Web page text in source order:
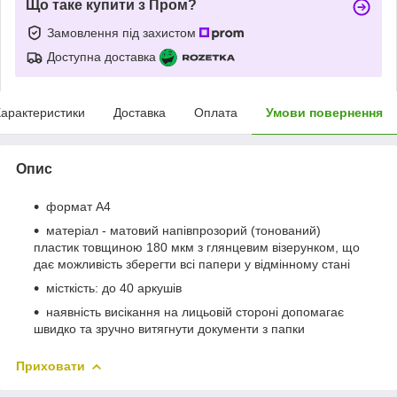
Що таке купити з Пром?
Замовлення під захистом
Доступна доставка
Доставка Оплата Умови повернення
Опис
формат А4
матеріал - матовий напівпрозорий (тонований)
пластик товщиною 180 мкм з глянцевим візерунком, що
дає можливість зберегти всі папери у відмінному стані
місткість: до 40 аркушів
наявність висікання на лицьовій стороні допомагає
швидко та зручно витягнути документи з папки
Приховати